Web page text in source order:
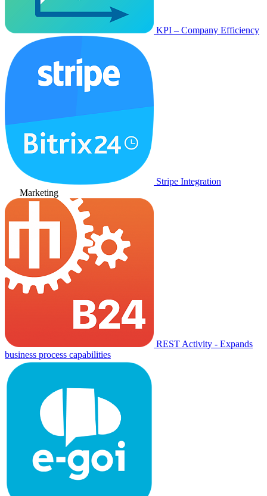
KPI – Company Efficiency
Stripe Integration
Marketing
REST Activity - Expands
business process capabilities